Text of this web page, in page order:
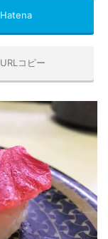
Hatena
URLコピー